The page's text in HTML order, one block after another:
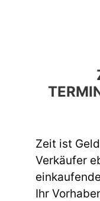
Zeit ist
Verkäufer
Ihr